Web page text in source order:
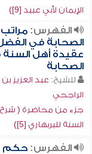
الإيمان لأبي عبيد [9])
الفهرس:مراتب
الصحابة في
عقيدة أهل
الصحابة
للشيخ: عبد العزيز بن
الراجحي
جزء من محاضرة (
السنة للبربهاري [5])
الفهرس:حكم